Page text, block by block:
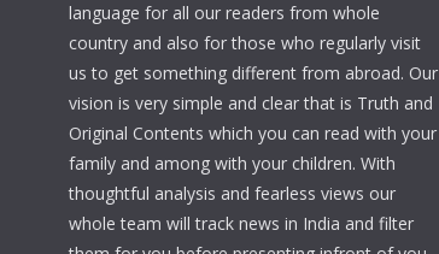
language for all our readers from whole
country and also for those who regularly visit
us to get something different from abroad. Our
vision is very simple and clear that is Truth and
Original Contents which you can read with your
family and among with your children. With
thoughtful analysis and fearless views our
whole team will track news in India and filter